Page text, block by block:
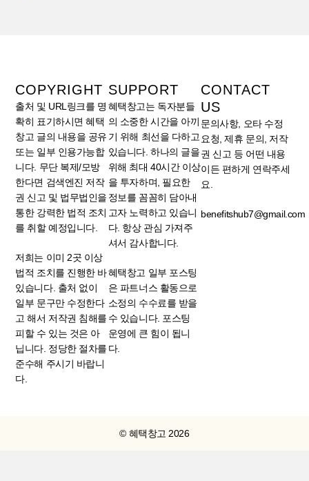
COPYRIGHT
출처 및 URL링크를 명
확히 표기하시면 혜택
창고 글의 내용을 공유
또는 일부 인용가능합
니다. 무단 복제/모방
한다면 검색엔진 저작
권 신고 및 법무법인을
통한 강력한 법적 조치
를 취할 예정입니다.
저희는 이미 2곳 이상
법적 조치를 진행한 바
있습니다. 출처 없이
일부 문구만 수정한다
고 해서 저작권 침해를
피할 수 있는 것은 아
닙니다. 정당한 절차를
준수해 주시기 바랍니
다.
SUPPORT
혜택창고는 독자분들
의 소중한 시간을 아끼
기 위해 최선을 다하고
있습니다. 하나의 글을
위해 최대 40시간 이상
을 투자하며, 필요한
정보를 꼼꼼히 담아내
고자 노력하고 있습니
다. 항상 관심 가져주
셔서 감사합니다.
혜택창고 일부 포스팅
은 파트너스 활동으로
소정의 수수료를 받을
수 있습니다. 포스팅
운영에 큰 힘이 됩니
다.
CONTACT
US
문의사항, 오타 수정
요청, 제휴 문의, 저작
권 신고 등 어떤 내용
이든 편하게 연락주세
요.
benefitshub7@gmail.com
© 혜택창고 2026